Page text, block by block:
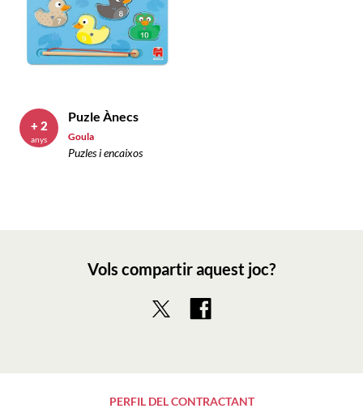
Puzle Ànecs
Goula
Puzles i encaixos
+ 2
anys
Vols compartir aquest joc?
PERFIL DEL CONTRACTANT